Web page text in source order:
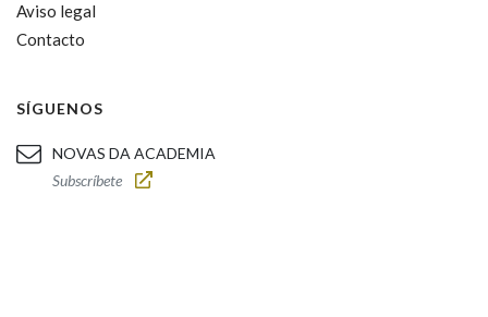
Aviso legal
Contacto
SÍGUENOS
NOVAS DA ACADEMIA
Subscríbete